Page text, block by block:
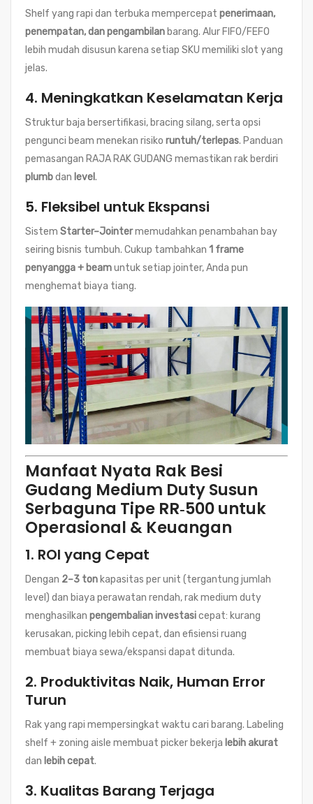
Shelf yang rapi dan terbuka mempercepat penerimaan,
penempatan, dan pengambilan barang. Alur FIFO/FEFO
lebih mudah disusun karena setiap SKU memiliki slot yang
jelas.
4. Meningkatkan Keselamatan Kerja
Struktur baja bersertifikasi, bracing silang, serta opsi
pengunci beam menekan risiko runtuh/terlepas. Panduan
pemasangan RAJA RAK GUDANG memastikan rak berdiri
plumbdan level.
5. Fleksibel untuk Ekspansi
Sistem Starter–Jointermemudahkan penambahan bay
seiring bisnis tumbuh. Cukup tambahkan 1 frame
penyangga + beamuntuk setiap jointer, Anda pun
menghemat biaya tiang.
Manfaat Nyata Rak Besi
Gudang Medium Duty Susun
Serbaguna Tipe RR‑500 untuk
Operasional & Keuangan
1. ROI yang Cepat
Dengan 2–3 ton kapasitas per unit (tergantung jumlah
level) dan biaya perawatan rendah, rak medium duty
menghasilkan pengembalian investasicepat: kurang
kerusakan, picking lebih cepat, dan efisiensi ruang
membuat biaya sewa/ekspansi dapat ditunda.
2. Produktivitas Naik, Human Error
Turun
Rak yang rapi mempersingkat waktu cari barang. Labeling
shelf + zoning aisle membuat picker bekerja lebih akurat
dan lebih cepat.
3. Kualitas Barang Terjaga